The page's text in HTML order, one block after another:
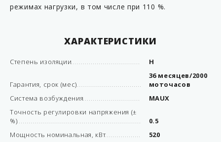
режимах нагрузки, в том числе при 110 %.
ХАРАКТЕРИСТИКИ
Степень изоляции H
Гарантия, срок (мес)
36 месяцев/2000
моточасов
Система возбуждения
MAUX
Точность регулировки напряжения (±
%)
0.5
Мощность номинальная, кВт
520